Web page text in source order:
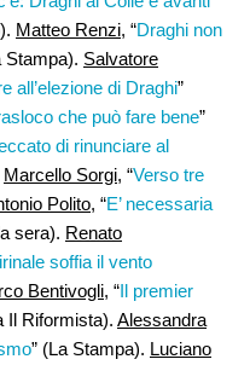
Matteo Renzi, “Draghi non
Stampa). Salvatore
all’elezione di Draghi”
che può fare bene”
di rinunciare al
Marcello Sorgi, “Verso tre
Polito, “E’ necessaria
sera). Renato
soffia il vento
Bentivogli, “Il premier
Il Riformista). Alessandra
” (La Stampa). Luciano